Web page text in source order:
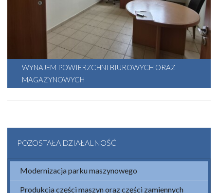
WYNAJEM POWIERZCHNI BIUROWYCH ORAZ
MAGAZYNOWYCH
Utworzono: 19 czerwca 2026
POZOSTAŁA DZIAŁALNOŚĆ
Modernizacja parku maszynowego
Produkcja części maszyn oraz części zamiennych